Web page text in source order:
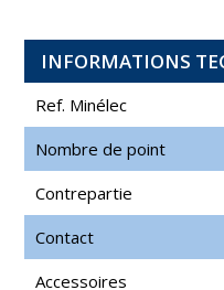
INFORMATIONS
Ref. Minélec
Nombre de point
Contrepartie
Contact
Accessoires